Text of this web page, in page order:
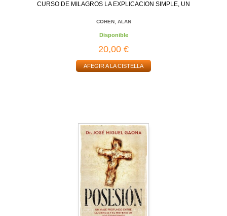
CURSO DE MILAGROS LA EXPLICACION SIMPLE, UN
COHEN, ALAN
Disponible
20,00 €
AFEGIR A LA CISTELLA